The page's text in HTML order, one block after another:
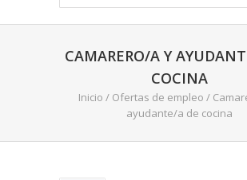
CAMARERO/A Y
COCINA
Inicio / Ofertas de empleo /
ayudante/a de cocina